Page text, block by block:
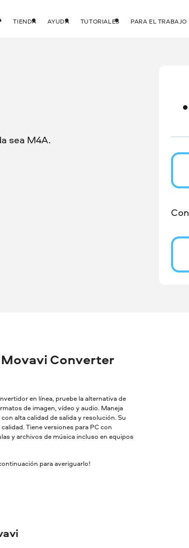
TIENDA AYUDA TUTORIALES PARA EL TRABAJO
sea M4A.
Converter
en línea, pruebe la alternativa de
de imagen, vídeo y audio. Maneja
alta calidad de salida y resolución. Su
Tiene versiones para PC con
y archivos de música incluso en equipos
para averiguarlo!